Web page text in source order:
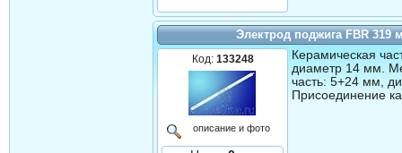
Электрод поджига FBR 319
Код: 133248
описание и фото
Керамическая
диаметр 14 мм.
часть: 5+24 мм,
Присоединение